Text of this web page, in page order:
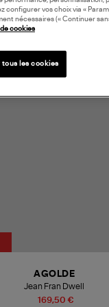
169,50 €
AGOLDE
Jean Fran Dwell
configurer vos choix via «
nécessaires (« Continuer
cookies
les cookies